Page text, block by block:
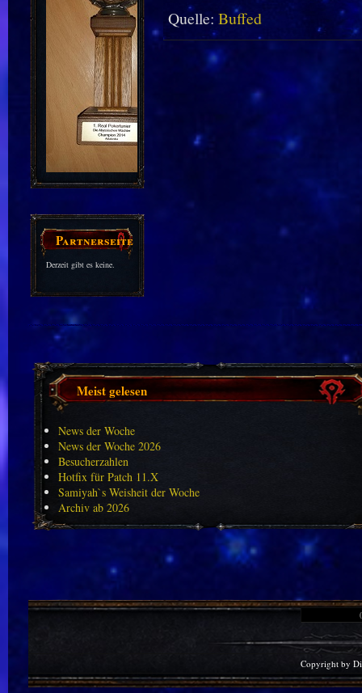
Partnerseiten
Derzeit gibt es keine.
Quelle:Buffed
Meist gelesen
News der Woche
News der Woche 2026
Besucherzahlen
Hotfix für Patch 11.X
Samiyah`s Weisheit der Woche
Archiv ab 2026
Copyright by